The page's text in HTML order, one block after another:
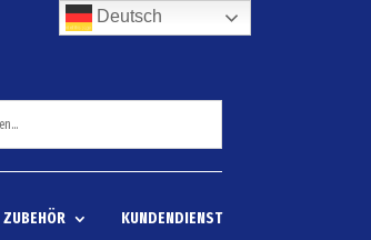
ZUBEHÖR
KUNDENDIENST
Deutsch